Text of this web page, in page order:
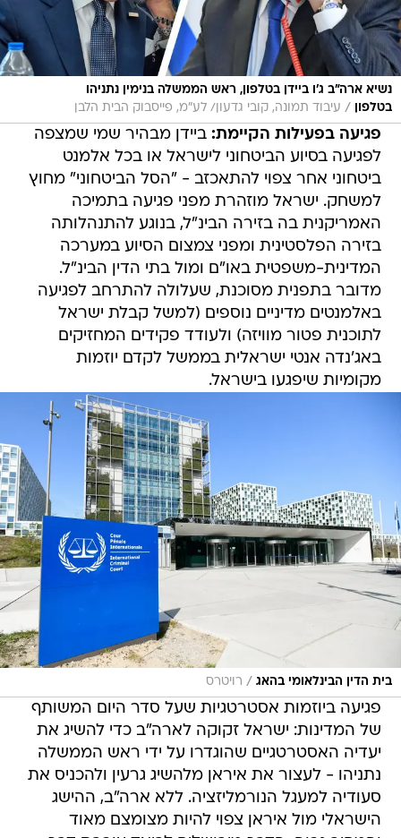
נשיא ארה"ב ג'ו ביידן בטלפון, ראש הממשלה בנימין נתניהו
בטלפון
/ עיבוד תמונה, קובי גדעון/ לע"מ, פייסבוק הבית הלבן
פגיעה בפעילות הקיימת: ביידן מבהיר שמי שמצפה
לפגיעה בסיוע הביטחוני לישראל או בכל אלמנט
ביטחוני אחר צפוי להתאכזב - "הסל הביטחוני" מחוץ
למשחק. ישראל מוזהרת מפני פגיעה בתמיכה
האמריקנית בה בזירה הבינ"ל, בנוגע להתנהלותה
בזירה הפלסטינית ומפני צמצום הסיוע במערכה
המדינית-משפטית באו"ם ומול בתי הדין הבינ"ל.
מדובר בתפנית מסוכנת, שעלולה להתרחב לפגיעה
באלמנטים מדיניים נוספים (למשל קבלת ישראל
לתוכנית פטור מוויזה) ולעודד פקידים המחזיקים
באג'נדה אנטי ישראלית בממשל לקדם יוזמות
מקומיות שיפגעו בישראל.
בית הדין הבינלאומי בהאג / רויטרס
פגיעה ביוזמות אסטרטגיות שעל סדר היום המשותף
של המדינות: ישראל זקוקה לארה"ב כדי להשיג את
יעדיה האסטרטגיים שהוגדרו על ידי ראש הממשלה
נתניהו - לעצור את איראן מלהשיג גרעין ולהכניס את
סעודיה למעגל הנורמליזציה. ללא ארה"ב, ההישג
הישראלי מול איראן צפוי להיות מצומצם מאוד